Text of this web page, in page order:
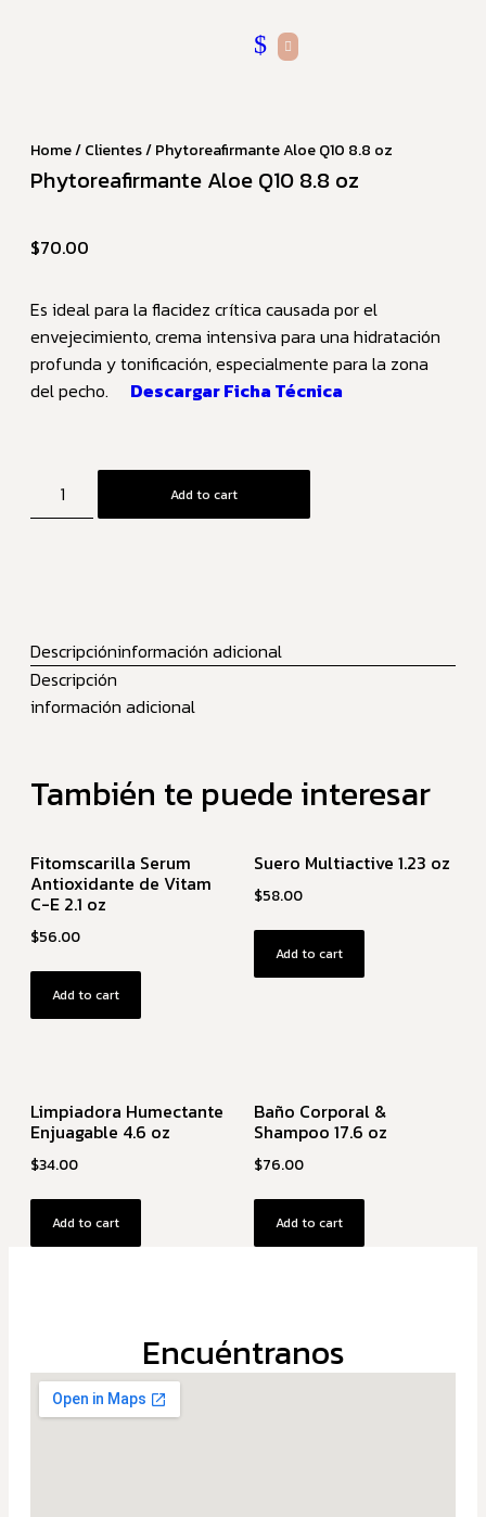
Home/Clientes/ Phytoreafirmante Aloe Q10 8.8 oz
Phytoreafirmante Aloe Q10 8.8 oz
$70.00
Es ideal para la flacidez crítica causada por el
envejecimiento, crema intensiva para una hidratación
profunda y tonificación, especialmente para la zona
del pecho. Descargar Ficha Técnica
Add to cart
Descripcióninformación adicional
Descripción
información adicional
También te puede interesar
Fitomscarilla Serum
Antioxidante de Vitam
C-E 2.1 oz
$56.00
Add to cart
Suero Multiactive 1.23 oz
$58.00
Add to cart
Limpiadora Humectante
Enjuagable 4.6 oz
$34.00
Add to cart
Baño Corporal &
Shampoo 17.6 oz
$76.00
Add to cart
Encuéntranos